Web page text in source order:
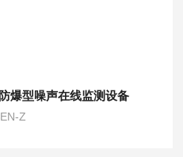
爆型噪声在线监测设备
Z